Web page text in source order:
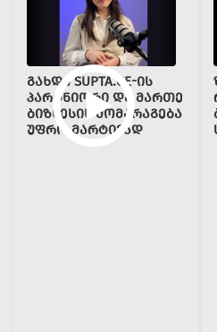
ᲒᲐᲮᲓᲘ SUPTA.GE-ᲘᲡ
ᲞᲐᲠᲢᲜᲘᲝᲠᲘ ᲓᲐ ᲛᲐᲠᲗᲔ
ᲑᲘᲖᲜᲔᲡᲘᲡ ᲛᲝᲛᲐᲠᲐᲒᲔᲑᲐ
ᲣᲤᲠᲝ ᲛᲐᲠᲢᲘᲕᲐᲓ